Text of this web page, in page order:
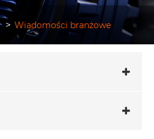
Wiadomości branżowe